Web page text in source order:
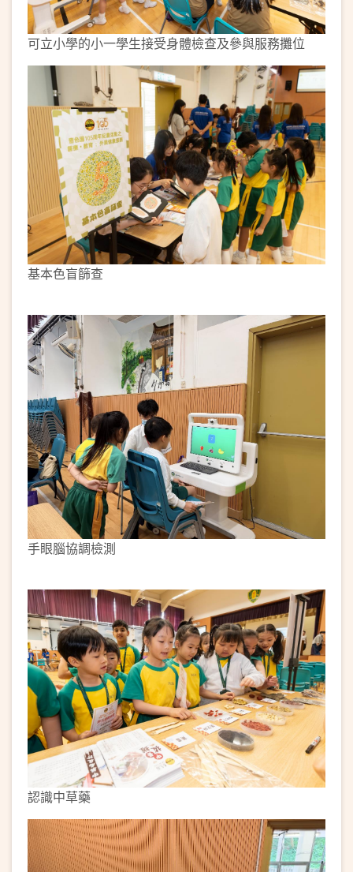
可立小學的小一學生接受身體檢查及參與服務攤位
基本色盲篩查
手眼腦協調檢測
認識中草藥